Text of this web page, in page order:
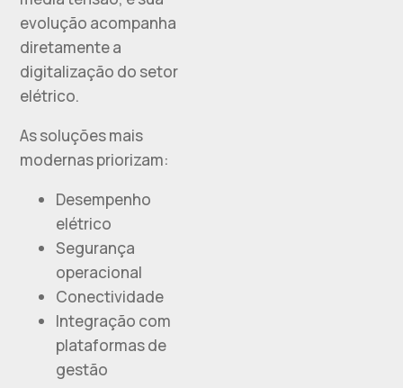
evolução acompanha
diretamente a
digitalização do setor
elétrico.
As soluções mais
modernas priorizam:
Desempenho
elétrico
Segurança
operacional
Conectividade
Integração com
plataformas de
gestão